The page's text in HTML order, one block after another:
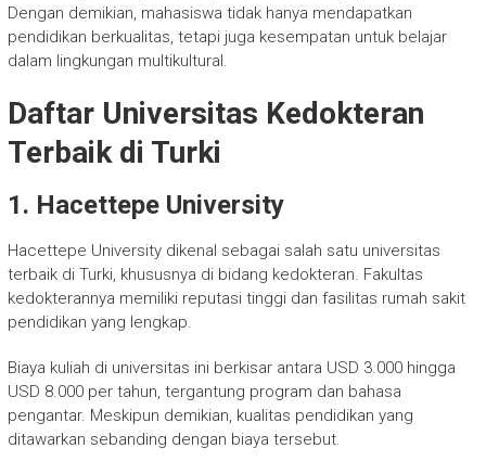
Dengan demikian, mahasiswa tidak hanya mendapatkan
pendidikan berkualitas, tetapi juga kesempatan untuk belajar
dalam lingkungan multikultural.
Daftar Universitas Kedokteran
Terbaik di Turki
1. Hacettepe University
Hacettepe University dikenal sebagai salah satu universitas
terbaik di Turki, khususnya di bidang kedokteran. Fakultas
kedokterannya memiliki reputasi tinggi dan fasilitas rumah sakit
pendidikan yang lengkap.
Biaya kuliah di universitas ini berkisar antara USD 3.000 hingga
USD 8.000 per tahun, tergantung program dan bahasa
pengantar. Meskipun demikian, kualitas pendidikan yang
ditawarkan sebanding dengan biaya tersebut.